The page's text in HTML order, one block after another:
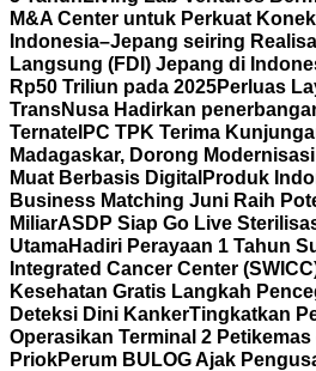
M&A Center untuk Perkuat
Indonesia–Jepang seiring
Langsung (FDI) Jepang di
Rp50 Triliun pada 2025Perluas
TransNusa Hadirkan
Ternate IPC TPK Terima
Madagaskar, Dorong
Muat Berbasis Digital Produk
Business Matching Juni Raih
MiliarASDP Siap Go Live
UtamaHadiri Perayaan 1 Tahun
Integrated Cancer Center
Kesehatan Gratis Langkah
Deteksi Dini KankerTingkatkan
Operasikan Terminal 2
PriokPerum BULOG Ajak